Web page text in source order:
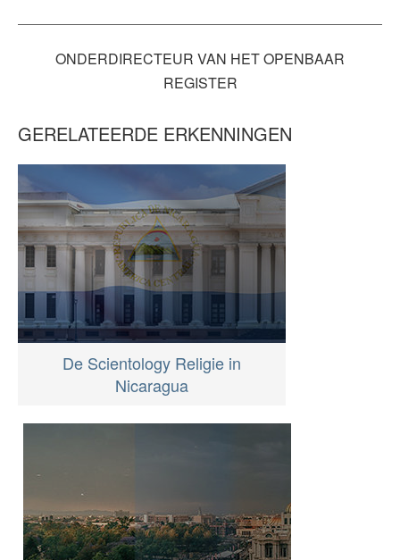
ONDERDIRECTEUR VAN HET OPENBAAR
REGISTER
GERELATEERDE ERKENNINGEN
De Scientology Religie in
Nicaragua